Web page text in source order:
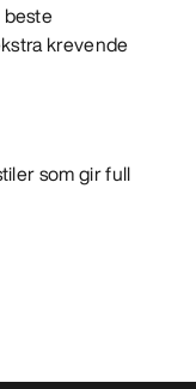
beste
krevende
som gir full